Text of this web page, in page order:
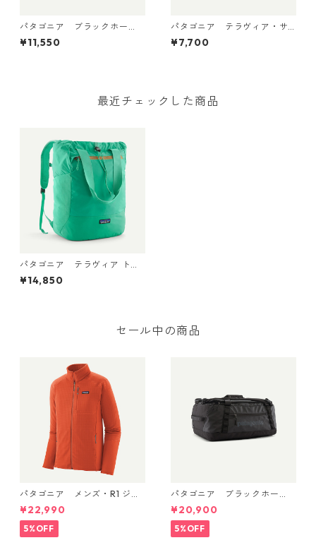
パタゴニア ブラックホー
ル・トート 25L Sastrugi: Su
mmit Blue 49032 日本正規品
¥11,550
パタゴニア テラヴィア・サ
コッシュ 3L (カラー May Gr
ey) Patagonia Terravia Saco
¥7,700
最近チェックした商品
パタゴニア テラヴィア トー
ト パック 24L Aqua Stone 48
814 Patagonia Terravia Tote
¥14,850
セール中の商品
パタゴニア メンズ・R1 ジャ
ケット (カラー Coal Orang
e) Patagonia Men's R1® Flee
ce Jacket 日本正規品 製品
番号 40129
¥22,990
5%OFF
パタゴニア ブラックホー
ル・ダッフル 40L Black w/Bl
ack 49339 日本正規品
¥20,900
5%OFF